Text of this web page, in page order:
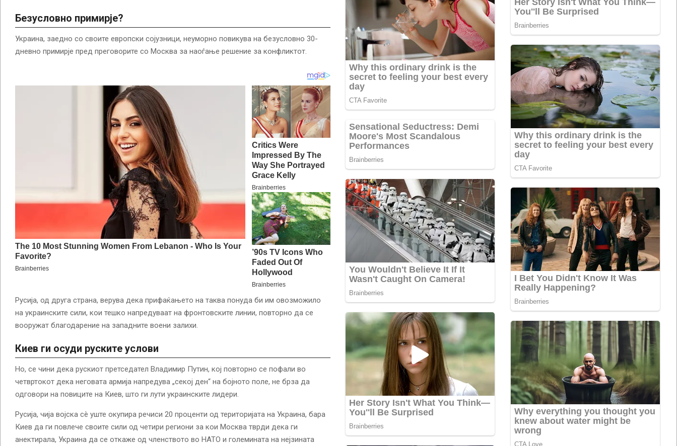
Безусловно примирје?
Украина, заедно со своите европски сојузници, неуморно повикува на безусловно 30-
дневно примирје пред преговорите со Москва за наоѓање решение за конфликтот.
Русија, од друга страна, верува дека прифаќањето на таква понуда би им овозможило
на украинските сили, кои тешко напредуваат на фронтовските линии, повторно да се
вооружат благодарение на западните воени залихи.
Киев ги осуди руските услови
Но, се чини дека рускиот претседател Владимир Путин, кој повторно се пофали во
четвртокот дека неговата армија напредува „секој ден“ на бојното поле, не брза да
одговори на повиците на Киев, што ги лути украинските лидери.
Русија, чија војска сè уште окупира речиси 20 проценти од територијата на Украина, бара
Киев да ги повлече своите сили од четири региони за кои Москва тврди дека ги
анектирала, Украина да се откаже од членството во НАТО и големината на нејзината